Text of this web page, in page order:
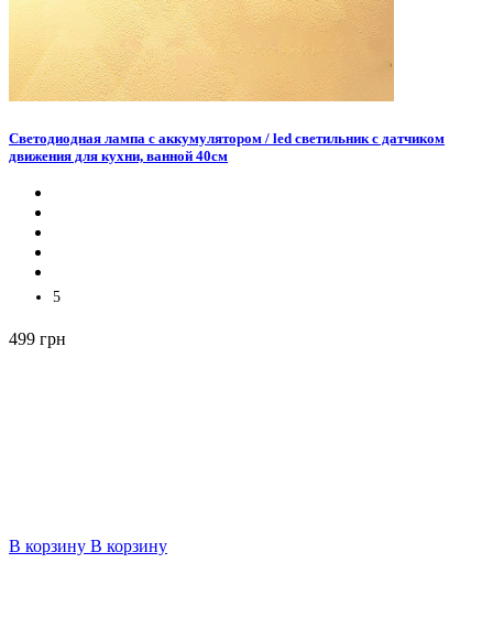
Светодиодная лампа с аккумулятором / led светильник с датчиком
движения для кухни, ванной 40см
5
499 грн
В корзину В корзину